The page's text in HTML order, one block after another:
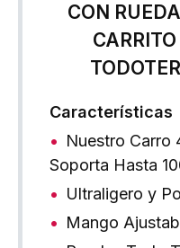
CON
Características
Nuestro Carro
Soporta Hasta
Ultraligero y
Mango